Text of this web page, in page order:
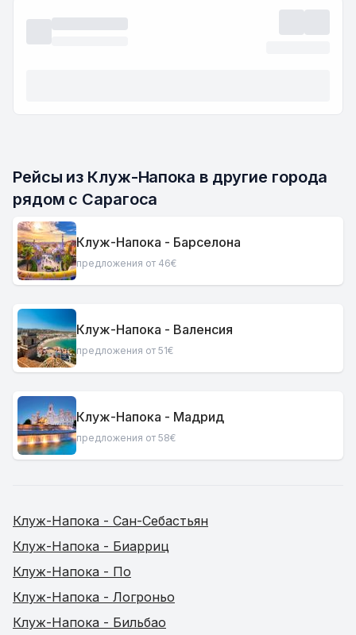
Рейсы из Клуж-Напока в другие города
рядом с Сарагоса
Клуж-Напока - Барселона
предложения от 46€
Клуж-Напока - Валенсия
предложения от 51€
Клуж-Напока - Мадрид
предложения от 58€
Клуж-Напока - Сан-Себастьян
Клуж-Напока - Биарриц
Клуж-Напока - По
Клуж-Напока - Логроньо
Клуж-Напока - Бильбао